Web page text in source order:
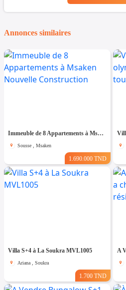
Annonces similaires
Immeuble de 8 Appartements à Msaken Nouvelle Construction
Sousse , Msaken
1.690.000 TND
Villa S+4 à La Soukra MVL1005
Ariana , Soukra
1.700 TND